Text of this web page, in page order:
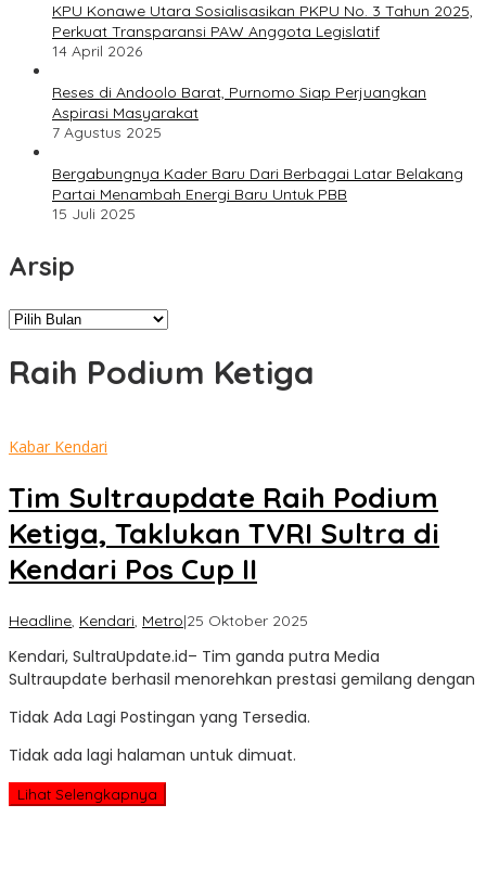
KPU Konawe Utara Sosialisasikan PKPU No. 3 Tahun 2025,
Perkuat Transparansi PAW Anggota Legislatif
14 April 2026
Reses di Andoolo Barat, Purnomo Siap Perjuangkan
Aspirasi Masyarakat
7 Agustus 2025
Bergabungnya Kader Baru Dari Berbagai Latar Belakang
Partai Menambah Energi Baru Untuk PBB
15 Juli 2025
Arsip
Arsip
Raih Podium Ketiga
Kabar Kendari
Tim Sultraupdate Raih Podium
Ketiga, Taklukan TVRI Sultra di
Kendari Pos Cup II
Headline, Kendari, Metro|25 Oktober 2025
Update
Kendari, SultraUpdate.id– Tim ganda putra Media
Sultraupdate berhasil menorehkan prestasi gemilang dengan
Tidak Ada Lagi Postingan yang Tersedia.
Tidak ada lagi halaman untuk dimuat.
Lihat Selengkapnya